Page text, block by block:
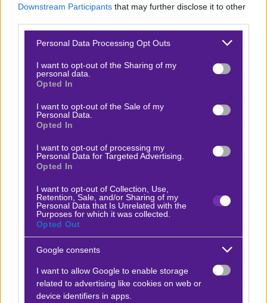
Downstream Participants that may further disclose it to other
Please note that this website/app uses one or more Google
not limited to your visit or usage behaviour. You may click to
grant or deny consent to Google and its third-party tags to
use your data for below specified purposes in below Google
consent section.
Personal Data Processing Opt Outs
I want to opt-out of the Sharing of my
personal data.
Opted In
I want to opt-out of the Sale of my
Personal Data.
Opted In
I want to opt-out of processing my
Personal Data for Targeted Advertising.
Opted In
I want to opt-out of Collection, Use,
Retention, Sale, and/or Sharing of my
Personal Data that Is Unrelated with the
Purposes for which it was collected.
Opted Out
Google consents
I want to allow Google to enable storage
related to advertising like cookies on web or
device identifiers in apps.
τους αναμέτρηση αποκτά ιδιαίτερη σημασία για τη
συνέχεια της διοργάνωσης.
εμπειρία σε υψηλό επίπεδο, ωστόσο η Νορβηγία
παραμένει μια ιδιαίτερα ανταγωνιστική ομάδα, ειδικά
όταν αγωνίζεται μπροστά στο κοινό της. Το παιχνίδι
αναμένεται ισορροπημένο και με υψηλό βαθμό τακτικής
Εσύ είδες το νέο επεισόδιο του
Changer ; Ακολούθησε το BetMatrix στο 🅾
𝐈𝐧𝐬𝐭𝐚𝐠𝐫𝐚𝐦★ για να μη χάνεις τίποτα !